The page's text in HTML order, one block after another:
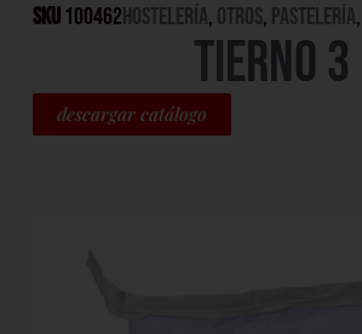
SKU 100462HOSTELERÍA, Otros, PASTELERÍA,
TIERNO 3
descargar catálogo